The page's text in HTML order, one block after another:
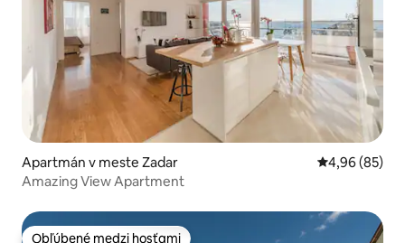
Apartmán v meste Zadar Priemerné
4,96 (85)
Amazing View Apartment
Obľúbené medzi hosťami